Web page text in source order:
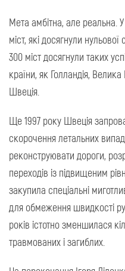
Мета амбітна, але реальна.
міст, які досягнули
300 міст досягнули таких
країни, як Голландія,
Швеція.
Ще 1997 року Швеція
скорочення летальних
реконструювати дороги,
переходів із підвищеним
закупила спеціальні
для обмеження швидкості
років істотно зменшилася
травмованих і загиблих.